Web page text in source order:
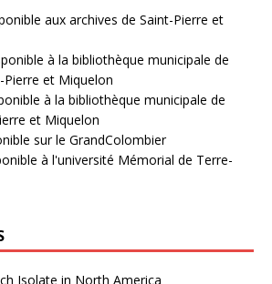
aux archives de Saint-Pierre et
à la bibliothèque municipale de
Pierre et Miquelon
à la bibliothèque municipale de
et Miquelon
sur le GrandColombier
à l'université Mémorial de Terre-
Isolate in North America